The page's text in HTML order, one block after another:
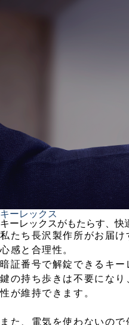
キーレックス
キーレックスがもたらす、快
私たち長沢製作所がお届
心感と合理性。
暗証番号で解錠できるキ
鍵の持ち歩きは不要にな
性が維持できます。
また、電気を使わないので